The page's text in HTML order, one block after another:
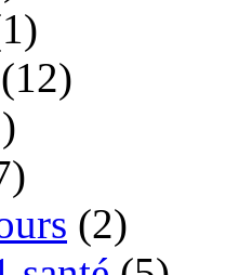
(12)
(2)